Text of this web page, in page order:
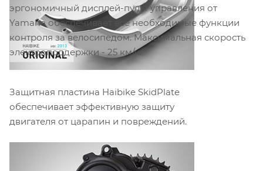
эргономичный дисплей-пульт управления от
Yamaha обеспечивает все необходимые функции
контроля за велосипедом. Максимальная скорость
электроподдержки - 25 км/ч.
Защитная пластина Haibike SkidPlate
обеспечивает эффективную защиту
двигателя от царапин и повреждений.